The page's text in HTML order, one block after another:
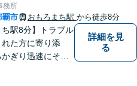
務所
覇市 おもろまち駅 から徒歩8分
ち駅8分】トラブル
た方に寄り添
ぎり迅速にそし
詳細を見
る